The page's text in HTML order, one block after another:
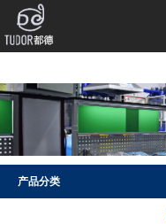
产品分类